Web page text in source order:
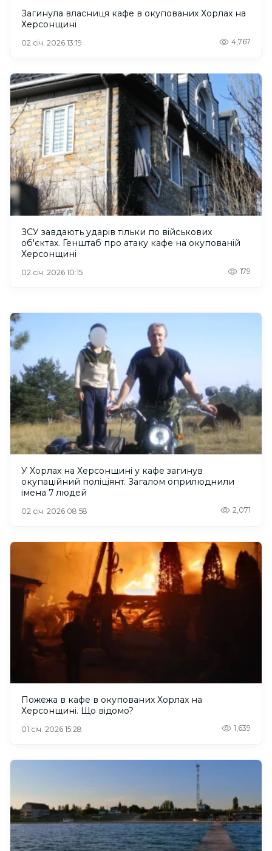
Загинула власниця кафе в окупованих Хорлах на
Херсонщині
02 січ. 2026 13:19 4,767
ЗСУ завдають ударів тільки по військових
об'єктах. Генштаб про атаку кафе на окупованій
Херсонщині
02 січ. 2026 10:15 179
У Хорлах на Херсонщині у кафе загинув
окупаційний поліціянт. Загалом оприлюднили
імена 7 людей
02 січ. 2026 08:58 2,071
Пожежа в кафе в окупованих Хорлах на
Херсонщині. Що відомо?
01 січ. 2026 15:28 1,639